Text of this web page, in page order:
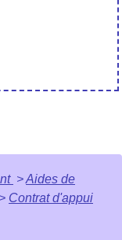
>Aides de
> Contrat d'appui